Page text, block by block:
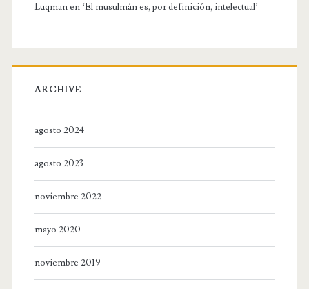
Luqmanen ‘El musulmán es, por definición, intelectual’
ARCHIVE
agosto 2024
agosto 2023
noviembre 2022
mayo 2020
noviembre 2019